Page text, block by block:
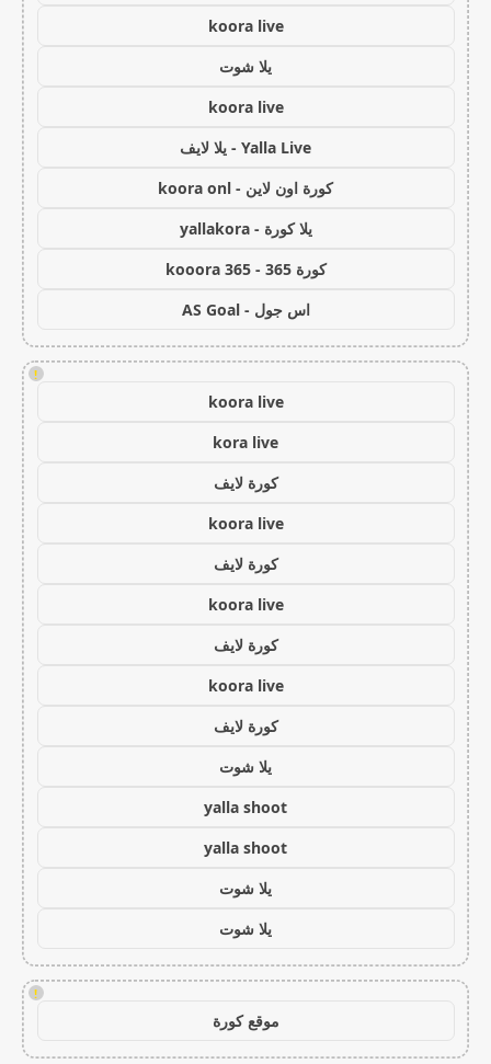
koora live
يلا شوت
koora live
Yalla Live - يلا لايف
كورة اون لاين - koora onl
يلا كورة - yallakora
كورة 365 - kooora 365
اس جول - AS Goal
!
koora live
kora live
كورة لايف
koora live
كورة لايف
koora live
كورة لايف
koora live
كورة لايف
يلا شوت
yalla shoot
yalla shoot
يلا شوت
يلا شوت
!
موقع كورة